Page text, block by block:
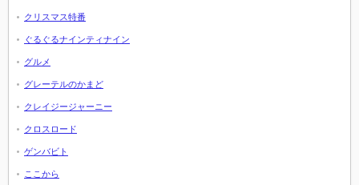
クリスマス特番
ぐるぐるナインティナイン
グルメ
グレーテルのかまど
クレイジージャーニー
クロスロード
ゲンバビト
ここから